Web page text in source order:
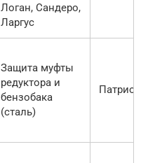
Логан, Сандеро,
Ларгус
Защита муфты
редуктора и
бензобака
(сталь)
Патриот